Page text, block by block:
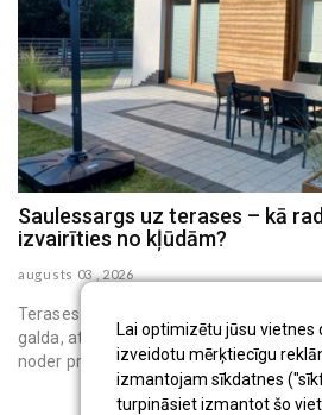
Lai optimizētu jūsu vietnes
izveidotu mērķtiecīgu
izmantojam sīkdatnes
turpināsiet izmantot šo
Saulessargs uz terases – kā
izvairīties no kļūdām?
augusts 03 , 2026
Terases saulessargs ir pārvietojams āra
galda, atpūtas krēsliem vai bērnu rotaļu
noder privātmāju iedzīvo...